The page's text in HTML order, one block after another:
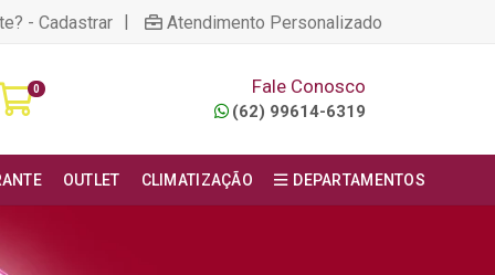
- Cadastrar | Atendimento Personalizado
0 Fale Conosco
(62) 99614-6319
OUTLET CLIMATIZAÇÃO DEPARTAMENTOS